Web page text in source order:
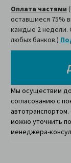
Оплата частями
оставшиеся 75%
каждые 2 недели.
любых банков.)
Мы осуществим
согласованию с
можно уточнить
менеджера-